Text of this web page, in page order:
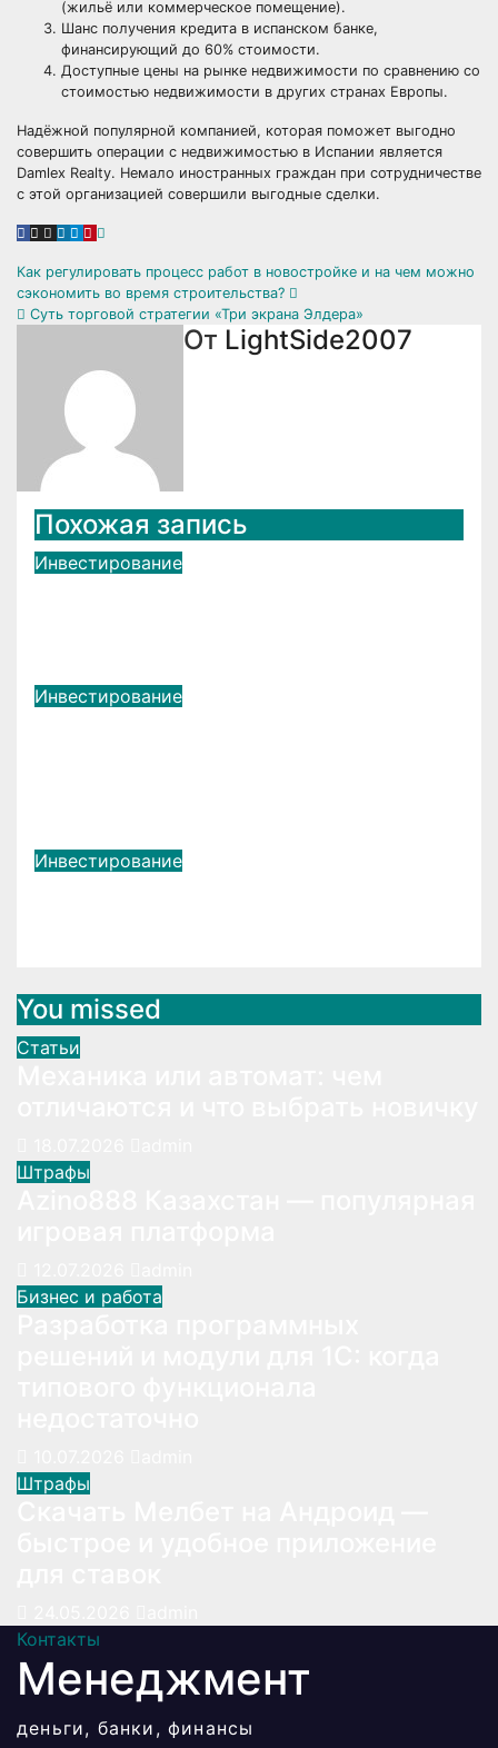
(жильё или коммерческое помещение).
Шанс получения кредита в испанском банке,
финансирующий до 60% стоимости.
Доступные цены на рынке недвижимости по сравнению со
стоимостью недвижимости в других странах Европы.
Надёжной популярной компанией, которая поможет выгодно
совершить операции с недвижимостью в Испании является
Damlex Realty. Немало иностранных граждан при сотрудничестве
с этой организацией совершили выгодные сделки.
Навигация
по
записям
Как регулировать процесс работ в новостройке и на чем можно
сэкономить во время строительства?
Суть торговой стратегии «Три экрана Элдера»
От LightSide2007
Похожая запись
Инвестирование
Инвестирование
Инвестирование
You missed
Статьи
Штрафы
Бизнес и работа
Штрафы
Контакты
Менеджмент
деньги, банки, финансы